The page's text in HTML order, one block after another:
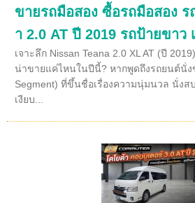
ขายรถมือสอง ซื้อรถมือสอง
า 2.0 AT ปี 2019 รถป้ายขาว
เจาะลึก Nissan Teana 2.0 XL AT (ปี
น่าขายแค่ไหนในปีนี้? หากพูดถึงรถยนต์นั่ง
Segment) ที่ขึ้นชื่อเรื่องความนุ่มนวล นั่งส
เงียบ...